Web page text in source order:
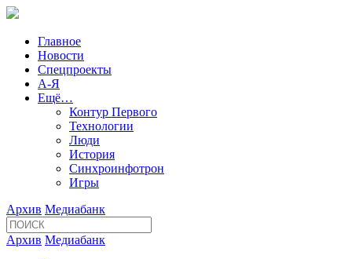
Главное
Новости
Спецпроекты
А-Я
Ещё…
Контур Первого
Технологии
Люди
История
Синхроинфотрон
Игры
Архив Медиабанк
Архив Медиабанк